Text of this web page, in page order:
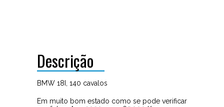
Descrição
BMW 18I, 140 cavalos
Em muito bom estado como se pode verificar